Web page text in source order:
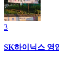
3
SK하이닉스 영